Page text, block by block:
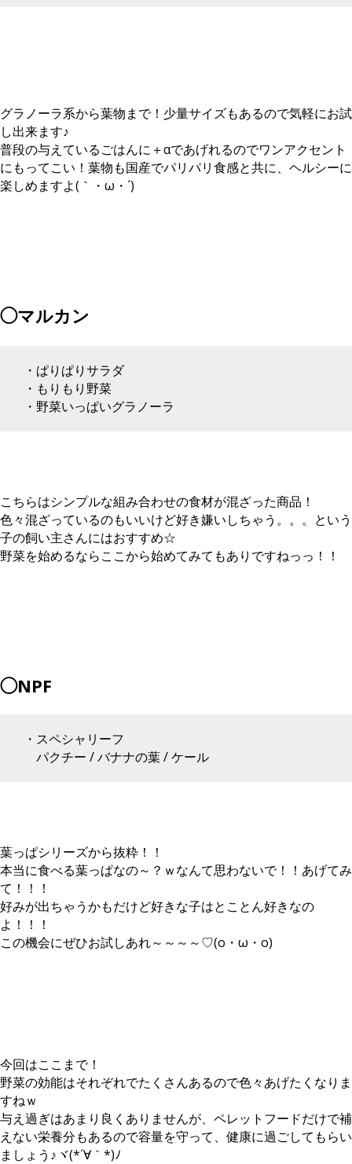
グラノーラ系から葉物まで！少量サイズもあるので気軽にお試
し出来ます♪
普段の与えているごはんに＋αであげれるのでワンアクセント
にもってこい！葉物も国産でパリパリ食感と共に、ヘルシーに
楽しめますよ(｀・ω・´)
◯マルカン
・ぱりぱりサラダ
・もりもり野菜
・野菜いっぱいグラノーラ
こちらはシンプルな組み合わせの食材が混ざった商品！
色々混ざっているのもいいけど好き嫌いしちゃう。。。という
子の飼い主さんにはおすすめ☆
野菜を始めるならここから始めてみてもありですねっっ！！
◯NPF
・スペシャリーフ
パクチー / バナナの葉 / ケール
葉っぱシリーズから抜粋！！
本当に食べる葉っぱなの～？ｗなんて思わないで！！あげてみ
て！！！
好みが出ちゃうかもだけど好きな子はとことん好きなの
よ！！！
この機会にぜひお試しあれ～～～～♡(o・ω・o)
今回はここまで！
野菜の効能はそれぞれでたくさんあるので色々あげたくなりま
すねｗ
与え過ぎはあまり良くありませんが、ペレットフードだけで補
えない栄養分もあるので容量を守って、健康に過ごしてもらい
ましょう♪ヾ(*´∀｀*)ﾉ